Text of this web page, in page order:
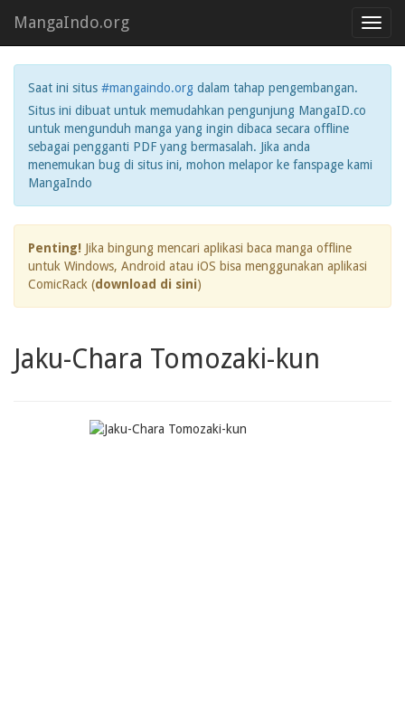
MangaIndo.org
Saat ini situs #mangaindo.org dalam tahap pengembangan.
Situs ini dibuat untuk memudahkan pengunjung MangaID.co
untuk mengunduh manga yang ingin dibaca secara offline
sebagai pengganti PDF yang bermasalah. Jika anda
menemukan bug di situs ini, mohon melapor ke fanspage kami
MangaIndo
Penting! Jika bingung mencari aplikasi baca manga offline
untuk Windows, Android atau iOS bisa menggunakan aplikasi
ComicRack (download di sini)
Jaku-Chara Tomozaki-kun